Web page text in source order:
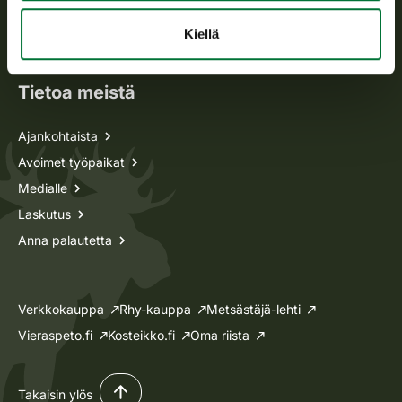
Kiellä
Oma riista -asiat
Tietoa meistä
Ajankohtaista
Avoimet työpaikat
Medialle
Laskutus
Anna palautetta
Verkkokauppa Rhy-kauppa
Metsästäjä-lehti
Vieraspeto.fi
Kosteikko.fi Oma riista
Takaisin ylös